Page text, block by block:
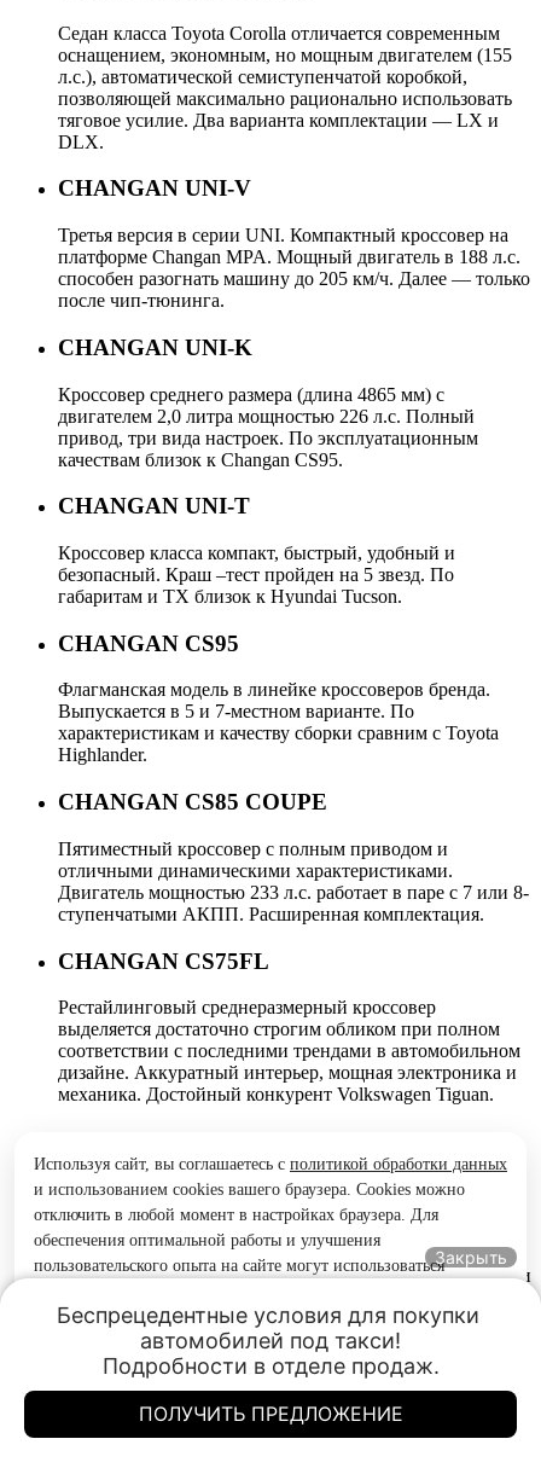
Седан класса Toyota Corolla отличается современным
оснащением, экономным, но мощным двигателем (155
л.с.), автоматической семиступенчатой коробкой,
позволяющей максимально рационально использовать
тяговое усилие. Два варианта комплектации — LX и
DLX.
CHANGAN UNI-V
Третья версия в серии UNI. Компактный кроссовер на
платформе Changan MPA. Мощный двигатель в 188 л.с.
способен разогнать машину до 205 км/ч. Далее — только
после чип-тюнинга.
CHANGAN UNI-K
Кроссовер среднего размера (длина 4865 мм) с
двигателем 2,0 литра мощностью 226 л.с. Полный
привод, три вида настроек. По эксплуатационным
качествам близок к Changan CS95.
CHANGAN UNI-T
Кроссовер класса компакт, быстрый, удобный и
безопасный. Краш –тест пройден на 5 звезд. По
габаритам и ТХ близок к Hyundai Tucson.
CHANGAN CS95
Флагманская модель в линейке кроссоверов бренда.
Выпускается в 5 и 7-местном варианте. По
характеристикам и качеству сборки сравним с Toyota
Highlander.
CHANGAN CS85 COUPE
Пятиместный кроссовер с полным приводом и
отличными динамическими характеристиками.
Двигатель мощностью 233 л.с. работает в паре с 7 или 8-
ступенчатыми АКПП. Расширенная комплектация.
CHANGAN CS75FL
Рестайлинговый среднеразмерный кроссовер
выделяется достаточно строгим обликом при полном
соответствии с последними трендами в автомобильном
дизайне. Аккуратный интерьер, мощная электроника и
механика. Достойный конкурент Volkswagen Tiguan.
Небольшой кроссовер с передним приводом и
двигателем в 188 л.с. несколько изменил внешность, но
остался таким же энергонасыщенным и быстрым.
Расширенная комплектация включает разнообразные
системы помощи водителю, ультрасовременные дисплеи
CHANGAN CS55
Начало выпуска — 2017 год. По техническим решениям
близок к Land Rover Discovery Sport с некоторыми
упрощениями, снижающими стоимость, но не
Используя сайт, вы соглашаетесь с политикой обработки данных
и использованием cookies вашего браузера. Cookies можно
отключить в любой момент в настройках браузера. Для
обеспечения оптимальной работы и улучшения
пользовательского опыта на сайте могут использоваться
Продолжая использование сайта, Вы соглашаетесь с
применением указанных технологий и размещением cookie-
Принять
Закрыть
Беспрецедентные условия для покупки
автомобилей под такси!
Подробности в отделе продаж.
ПОЛУЧИТЬ ПРЕДЛОЖЕНИЕ
Чанган Центр Богатырский
Чанган Центр Богатырский